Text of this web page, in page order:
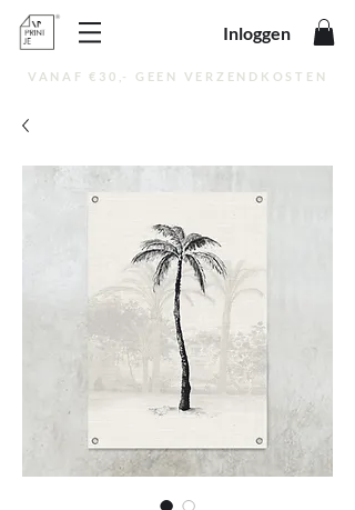
Inloggen
VANAF €30,- GEEN VERZENDKOSTEN